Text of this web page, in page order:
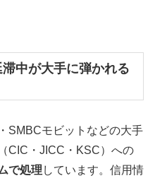
中が大手に弾かれる
SMBCモビットなどの大手
CIC・JICC・KSC）への
で処理 しています。信用情